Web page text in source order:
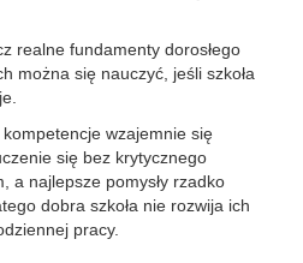
realne fundamenty dorosłego
można się nauczyć, jeśli szkoła
wzajemnie się
się bez krytycznego
a najlepsze pomysły rzadko
dobra szkoła nie rozwija ich
pracy.